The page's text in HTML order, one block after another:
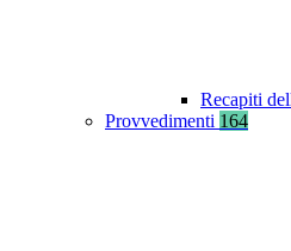
Recapiti
Provvedimenti 164